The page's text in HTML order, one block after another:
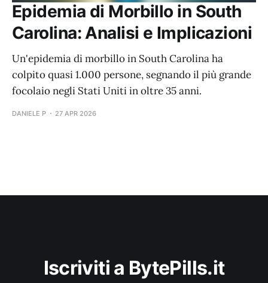
Epidemia di Morbillo in South
Carolina: Analisi e Implicazioni
Un'epidemia di morbillo in South Carolina ha
colpito quasi 1.000 persone, segnando il più grande
focolaio negli Stati Uniti in oltre 35 anni.
DANIELE P 27 APR 2026
Iscriviti a BytePills.it